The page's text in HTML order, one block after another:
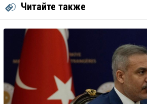
Читайте также